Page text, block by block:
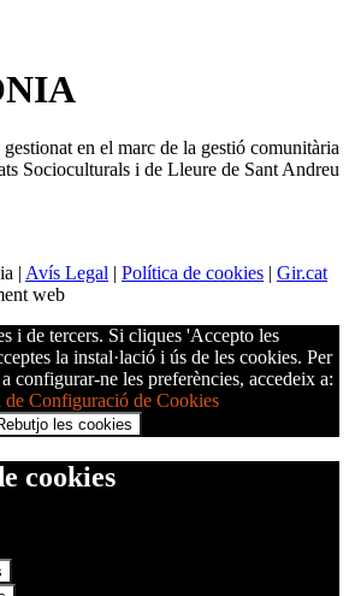
en el marc de la gestió comunitària
Socioculturals i de Lleure de Sant Andreu
| Avís Legal | Política de cookies | Gir.cat
web
i de tercers. Si cliques 'Accepto les
la instal·lació i ús de les cookies. Per
configurar-ne les preferències, accedeix a:
de Configuració de Cookies
les cookies
cookies